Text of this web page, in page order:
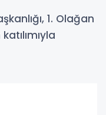
1. Olağan